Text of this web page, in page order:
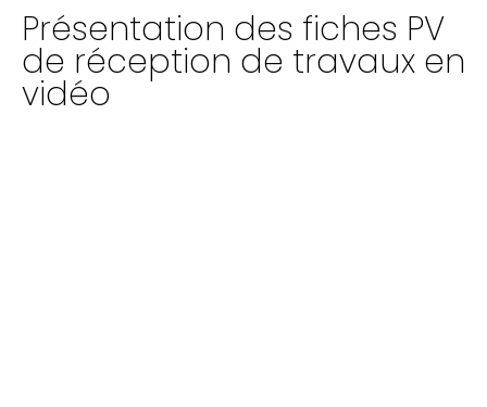
Présentation des fiches PV
de réception de travaux en
vidéo